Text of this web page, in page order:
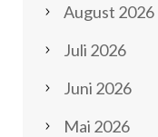
August 2026
Juli 2026
Juni 2026
Mai 2026